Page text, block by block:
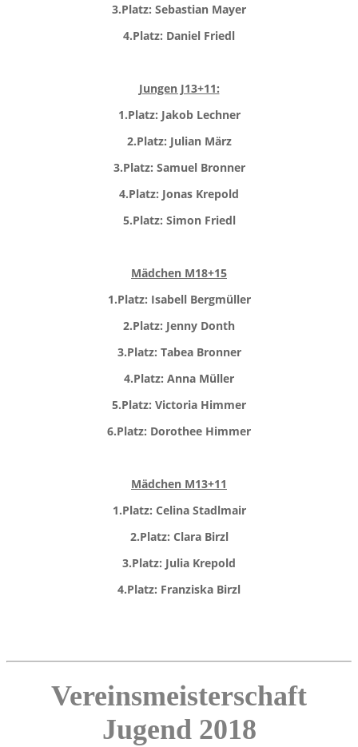
3.Platz: Sebastian Mayer
4.Platz: Daniel Friedl
Jungen J13+11:
1.Platz: Jakob Lechner
2.Platz: Julian März
3.Platz: Samuel Bronner
4.Platz: Jonas Krepold
5.Platz: Simon Friedl
Mädchen M18+15
1.Platz: Isabell Bergmüller
2.Platz: Jenny Donth
3.Platz: Tabea Bronner
4.Platz: Anna Müller
5.Platz: Victoria Himmer
6.Platz: Dorothee Himmer
Mädchen M13+11
1.Platz: Celina Stadlmair
2.Platz: Clara Birzl
3.Platz: Julia Krepold
4.Platz: Franziska Birzl
Vereinsmeisterschaft
Jugend 2018